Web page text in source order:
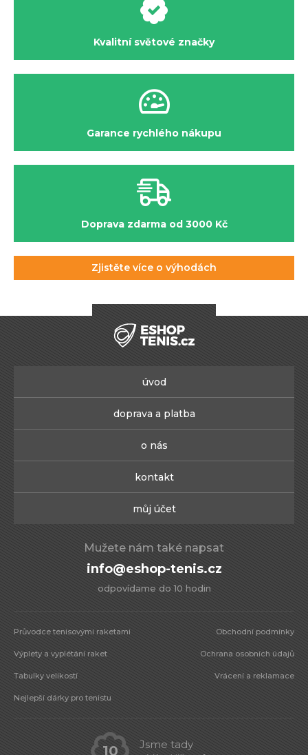
Kvalitní světové značky
Garance rychlého nákupu
Doprava zdarma od 3000 Kč
Zjistěte více o výhodách
úvod
doprava a platba
o nás
kontakt
můj účet
Mužete nám také napsat
info@eshop-tenis.cz
odpovídame do 10 hodin
Průvodce tenisovými raketami
Výplety a vyplétání raket
Tabulky velikostí
Nejlepší dárky pro tenistu
Obchodní podmínky
Ochrana osobních údajů
Vrácení a reklamace
10
Jsme tady